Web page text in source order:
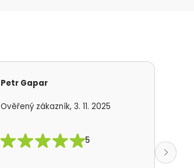
Petr Gapar
Ověřený zákazník, 3. 11. 2025
5